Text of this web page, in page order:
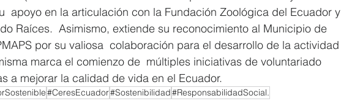
apoyo en la articulación con la Fundación Zoológica del Ecuador y
Raíces.  Asimismo, extiende su reconocimiento al Municipio de
por su valiosa  colaboración para el desarrollo de la actividad
marca el comienzo de  múltiples iniciativas de voluntariado
a mejorar la calidad de vida en el Ecuador.
#CeresEcuador#Sostenibilidad#ResponsabilidadSocial.